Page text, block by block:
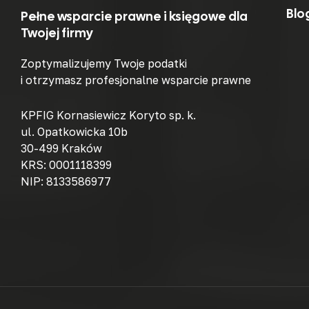
Pełne wsparcie prawne i księgowe dla
Twojej firmy
Zoptymalizujemy Twoje podatki
i otrzymasz profesjonalne wsparcie prawne
KPFIG Kornasiewicz Koryto sp. k.
ul. Opatkowicka 10b
30-499 Kraków
KRS: 0001118399
NIP: 8133586977